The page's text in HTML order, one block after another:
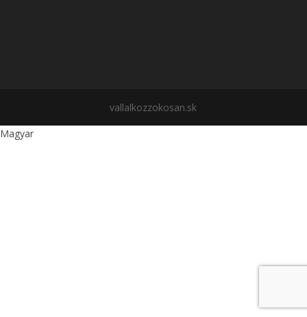
vallalkozzokosan.sk
Magyar